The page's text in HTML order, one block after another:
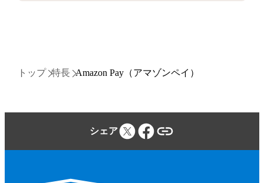
トップ 特長 Amazon Pay（アマゾンペイ）
シェア